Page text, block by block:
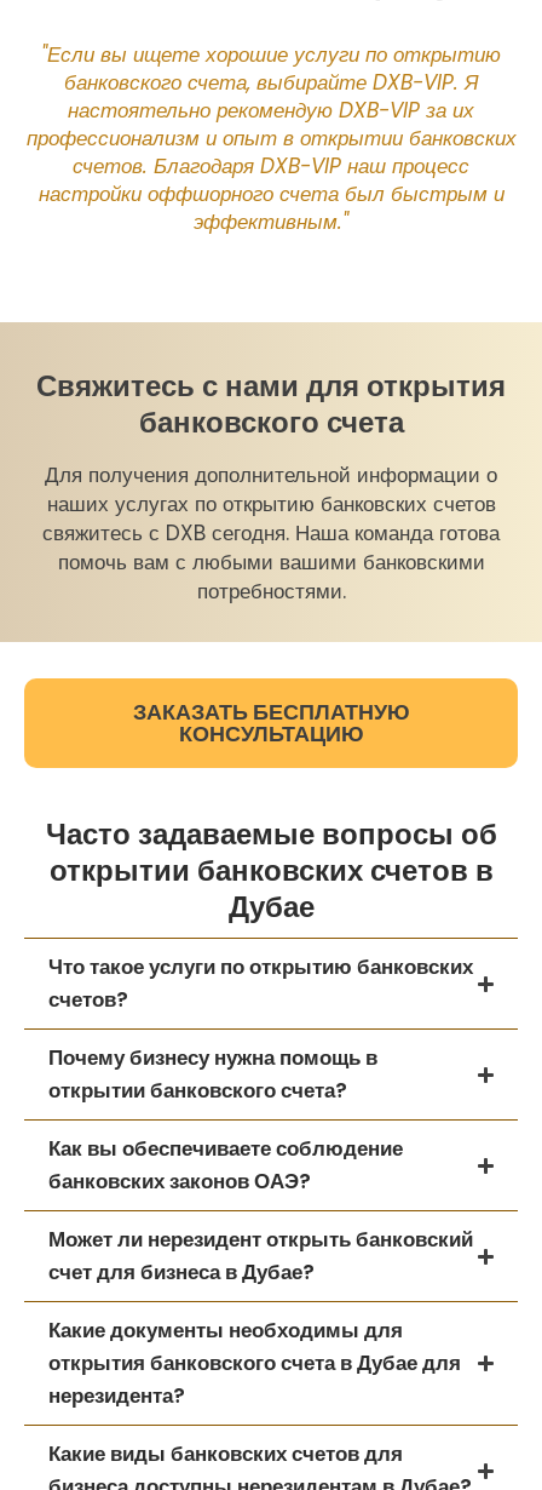
"Если вы ищете хорошие услуги по открытию
банковского счета, выбирайте DXB-VIP. Я
настоятельно рекомендую DXB-VIP за их
профессионализм и опыт в открытии банковских
счетов. Благодаря DXB-VIP наш процесс
настройки оффшорного счета был быстрым и
эффективным."
Свяжитесь с нами для открытия
банковского счета
Для получения дополнительной информации о
наших услугах по открытию банковских счетов
свяжитесь с DXB сегодня. Наша команда готова
помочь вам с любыми вашими банковскими
потребностями.
ЗАКАЗАТЬ БЕСПЛАТНУЮ
КОНСУЛЬТАЦИЮ
Часто задаваемые вопросы об
открытии банковских счетов в
Дубае
Что такое услуги по открытию банковских
счетов?
Почему бизнесу нужна помощь в
открытии банковского счета?
Как вы обеспечиваете соблюдение
банковских законов ОАЭ?
Может ли нерезидент открыть банковский
счет для бизнеса в Дубае?
Какие документы необходимы для
открытия банковского счета в Дубае для
нерезидента?
Какие виды банковских счетов для